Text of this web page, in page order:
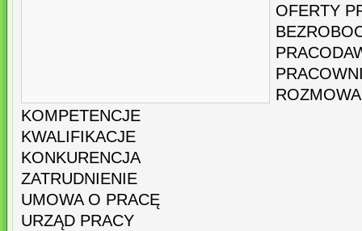
OFERTY
KOMPETENCJE
KWALIFIKACJE
KONKURENCJA
ZATRUDNIENIE
UMOWA O PRACĘ
URZĄD PRACY